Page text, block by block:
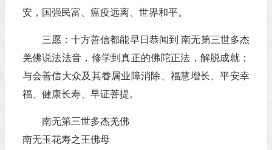
安，国强民富、瘟疫远离、世界和平。
三愿：十方善信都能早日恭闻到 南无第三世多杰
羌佛说法法音，修学到真正的佛陀正法，解脱成就；
与会善信大众及其眷属业障消除、福慧增长、平安幸
福、健康长寿、早证菩提。
南无第三世多杰羌佛
南无玉花寿之王佛母